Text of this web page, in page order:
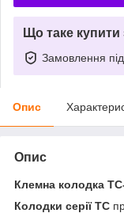
Що таке
Замовлення
Опис
Опис
Клемна колодка
Колодки серії ТС